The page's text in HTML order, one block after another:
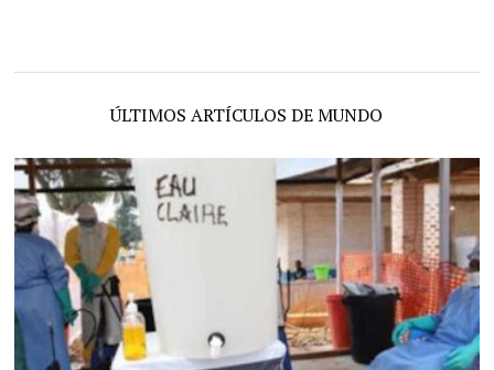
ÚLTIMOS ARTÍCULOS DE MUNDO